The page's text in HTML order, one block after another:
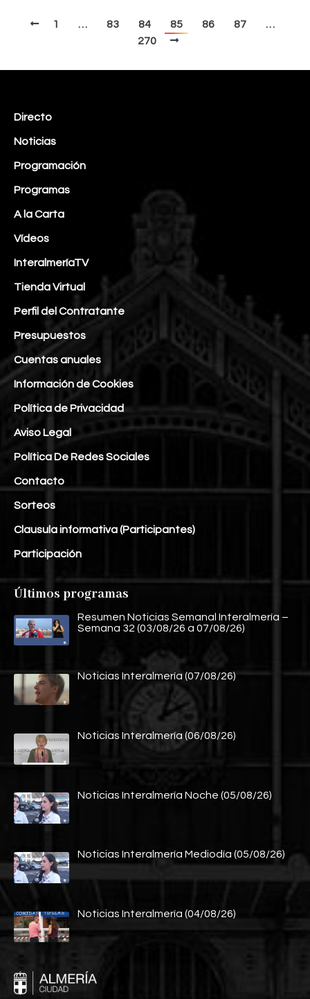
1 … 83 84 85 86 87
…
270
Directo
Noticias
Programación
Programas
A la Carta
Vídeos
InteralmeríaTV
Tienda Virtual
Perfil del Contratante
Presupuestos
Cuentas anuales
Información de Cookies
Política de Privacidad
Aviso Legal
Política De Redes Sociales
Contacto
Sorteos
Clausula informativa (Participantes)
Participación
Últimos programas
Resumen Noticias Semanal Interalmería –
Semana 32 (03/08/26 a 07/08/26)
Noticias Interalmería (07/08/26)
Noticias Interalmería (06/08/26)
Noticias Interalmería Noche (05/08/26)
Noticias Interalmería Mediodía (05/08/26)
Noticias Interalmería (04/08/26)